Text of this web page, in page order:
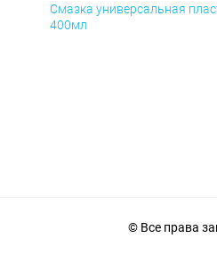
Смазка универсальная
400мл
© Все права